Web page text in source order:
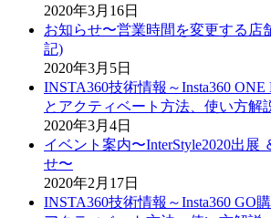
2020年3月16日
お知らせ〜営業時間を変更する店
記)
2020年3月5日
INSTA360技術情報～Insta360
とアクティベート方法、使い方解
2020年3月4日
イベント案内〜InterStyle2020出展
せ〜
2020年2月17日
INSTA360技術情報～Insta360 GO